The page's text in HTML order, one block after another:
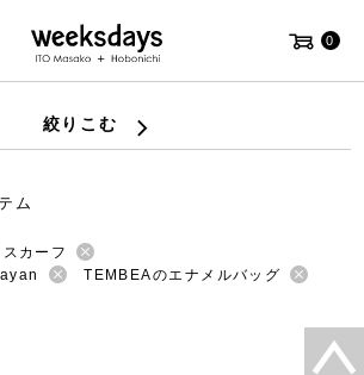
0
絞りこむ
ム
カーフ
TEMBEAのエナメルバッグ